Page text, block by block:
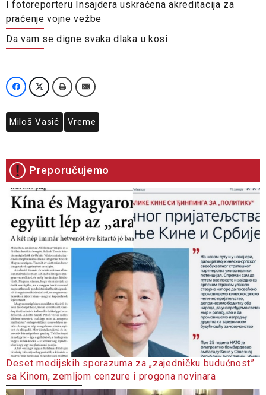
I fotoreporteru Insajdera uskraćena akreditacija za
praćenje vojne vežbe
Da vam se digne svaka dlaka u kosi
Miloš Vasić Vreme
Preporučujemo
Deset medijskih sporazuma za „zajedničku budućnost”
sa Kinom, zemljom cenzure i progona novinara